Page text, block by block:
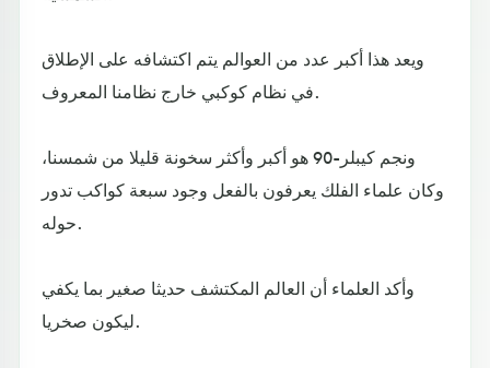
ويعد هذا أكبر عدد من العوالم يتم اكتشافه على الإطلاق
في نظام كوكبي خارج نظامنا المعروف.
ونجم كيبلر-90 هو أكبر وأكثر سخونة قليلا من شمسنا،
وكان علماء الفلك يعرفون بالفعل وجود سبعة كواكب تدور
حوله.
وأكد العلماء أن العالم المكتشف حديثا صغير بما يكفي
ليكون صخريا.